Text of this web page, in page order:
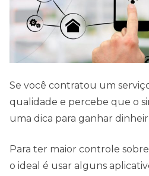
Se você contratou um
qualidade e percebe que o
uma dica para ganhar
Para ter maior controle
o ideal é usar alguns